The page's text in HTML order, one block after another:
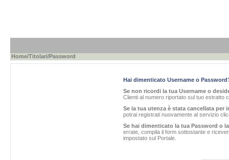
Home/Titolari/Password
Hai dimenticato Username o
Se non ricordi la tua Username o
Clienti al numero riportato sul tuo estratto
Se la tua utenza è stata cancellata per
potrai registrati nuovamente al servizio
Se hai dimenticato la tua Password o
errate, compila il form sottostante e
impostato sul Portale.